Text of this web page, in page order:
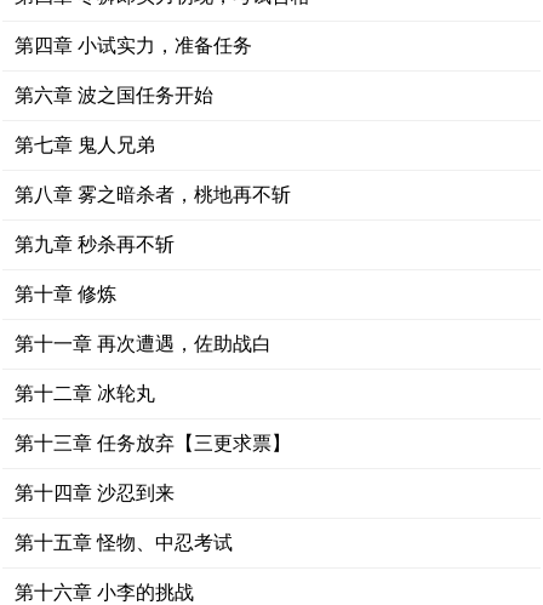
第四章 小试实力，准备任务
第六章 波之国任务开始
第七章 鬼人兄弟
第八章 雾之暗杀者，桃地再不斩
第九章 秒杀再不斩
第十章 修炼
第十一章 再次遭遇，佐助战白
第十二章 冰轮丸
第十三章 任务放弃【三更求票】
第十四章 沙忍到来
第十五章 怪物、中忍考试
第十六章 小李的挑战